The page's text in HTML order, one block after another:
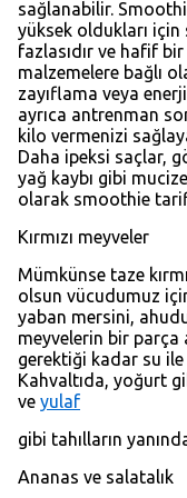
sağlanabilir.
yüksek oldukları
fazlasıdır ve hafif
malzemelere bağlı
zayıflama veya
ayrıca antrenman
kilo vermenizi
Daha ipeksi saçlar,
yağ kaybı gibi
olarak smoothie
Kırmızı meyveler
Mümkünse taze
olsun vücudumuz
yaban mersini,
meyvelerin bir parça
gerektiği kadar su
Kahvaltıda, yoğurt
ve yulaf
gibi tahılların
Ananas ve salatalık